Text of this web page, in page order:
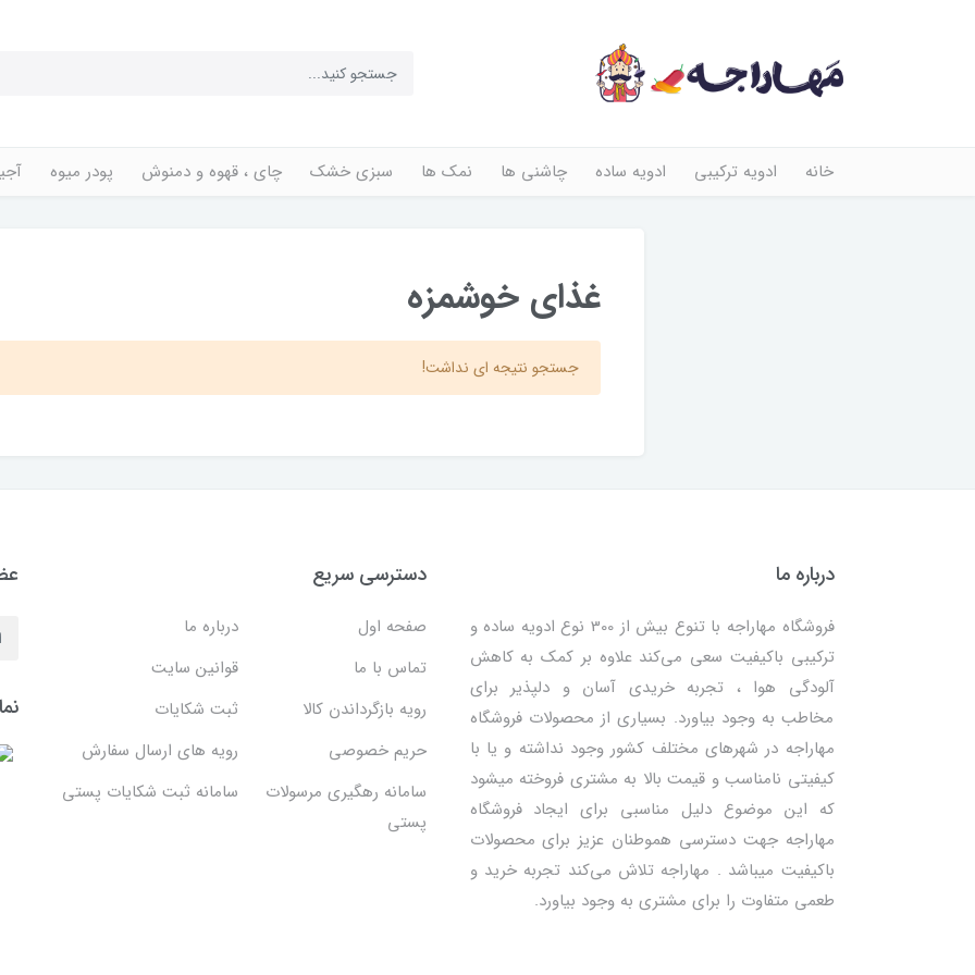
خانه ادویه ترکیبی ادویه ساده چاشنی ها نمک ها سبزی خشک چای ، قهوه و دمنوش پودر میوه
غذای خوشمزه
جستجو نتیجه ای نداشت!
درباره ما
فروشگاه مهاراجه با تنوع بیش از 300 نوع ادویه ساده و
ترکیبی باکیفیت سعی می‌کند علاوه بر کمک به کاهش
آلودگی هوا ، تجربه خریدی آسان و دلپذیر برای
مخاطب به وجود بیاورد. بسیاری از محصولات فروشگاه
مهاراجه در شهرهای مختلف کشور وجود نداشته و یا با
کیفیتی نامناسب و قیمت بالا به مشتری فروخته میشود
که این موضوع دلیل مناسبی برای ایجاد فروشگاه
مهاراجه جهت دسترسی هموطنان عزیز برای محصولات
باکیفیت میباشد . مهاراجه تلاش می‌کند تجربه خرید و
طعمی متفاوت را برای مشتری به وجود بیاورد.
دسترسی سریع
صفحه اول
درباره ما
تماس با ما
قوانین سایت
رویه بازگرداندن کالا
ثبت شکایات
حریم خصوصی
رویه های ارسال سفارش
سامانه رهگیری مرسولات
پستی
سامانه ثبت شکایات پستی